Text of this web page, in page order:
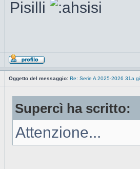
Pisilli
Oggetto del messaggio: Re: Serie A 2025-2026 31a
Supercì ha scritto:
Attenzione...